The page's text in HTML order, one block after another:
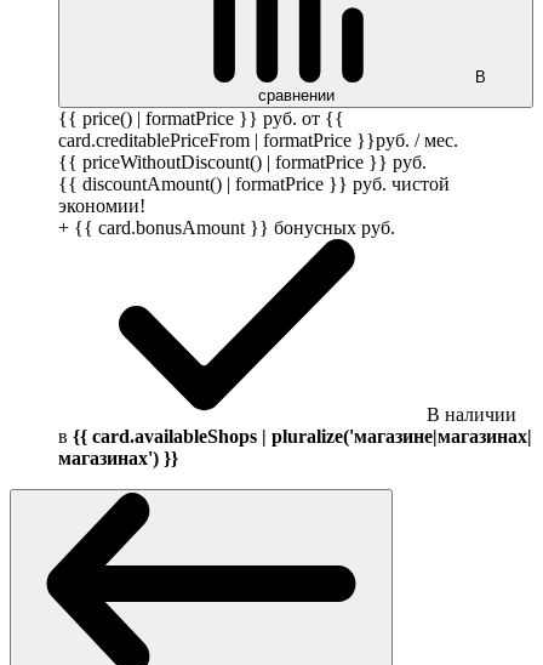
В
сравнении
{{ price() | formatPrice }} руб. от {{
card.creditablePriceFrom | formatPrice }}руб. / мес.
{{ priceWithoutDiscount() | formatPrice }} руб.
{{ discountAmount() | formatPrice }} руб. чистой
экономии!
+ {{ card.bonusAmount }} бонусных руб.
В наличии
в {{ card.availableShops | pluralize('магазине|магазинах|
магазинах') }}